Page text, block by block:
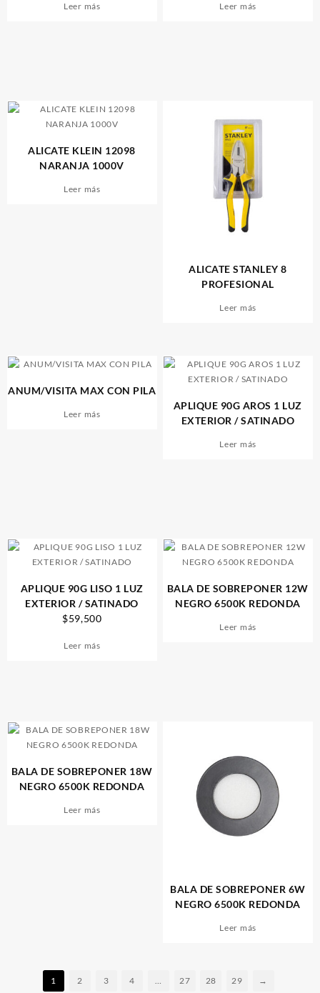
Leer más Leer más
ALICATE KLEIN 12098
NARANJA 1000V
Leer más
ALICATE STANLEY 8
PROFESIONAL
Leer más
ANUM/VISITA MAX CON PILA
Leer más
APLIQUE 90G AROS 1 LUZ
EXTERIOR / SATINADO
Leer más
APLIQUE 90G LISO 1 LUZ
EXTERIOR / SATINADO
$59,500
Leer más
BALA DE SOBREPONER 12W
NEGRO 6500K REDONDA
Leer más
BALA DE SOBREPONER 18W
NEGRO 6500K REDONDA
Leer más
BALA DE SOBREPONER 6W
NEGRO 6500K REDONDA
Leer más
1 2 3 4 … 27 28 29 →